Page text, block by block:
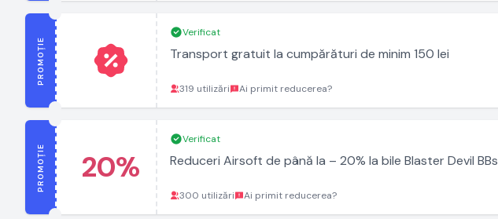
PROMOȚIE
Verificat
Transport gratuit la cumpărături de minim 150 lei
319 utilizări Ai primit reducerea?
PROMOȚIE 20%
Verificat
Reduceri Airsoft de până la – 20% la bile Blaster Devil BBs
300 utilizări Ai primit reducerea?